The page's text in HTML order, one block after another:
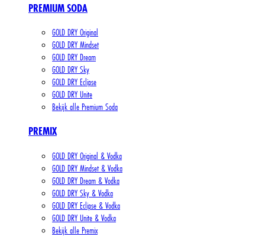
PREMIUM SODA
GOLD DRY Original
GOLD DRY Mindset
GOLD DRY Dream
GOLD DRY Sky
GOLD DRY Eclipse
GOLD DRY Unite
Bekijk alle Premium Soda
PREMIX
GOLD DRY Original & Vodka
GOLD DRY Mindset & Vodka
GOLD DRY Dream & Vodka
GOLD DRY Sky & Vodka
GOLD DRY Eclipse & Vodka
GOLD DRY Unite & Vodka
Bekijk alle Premix